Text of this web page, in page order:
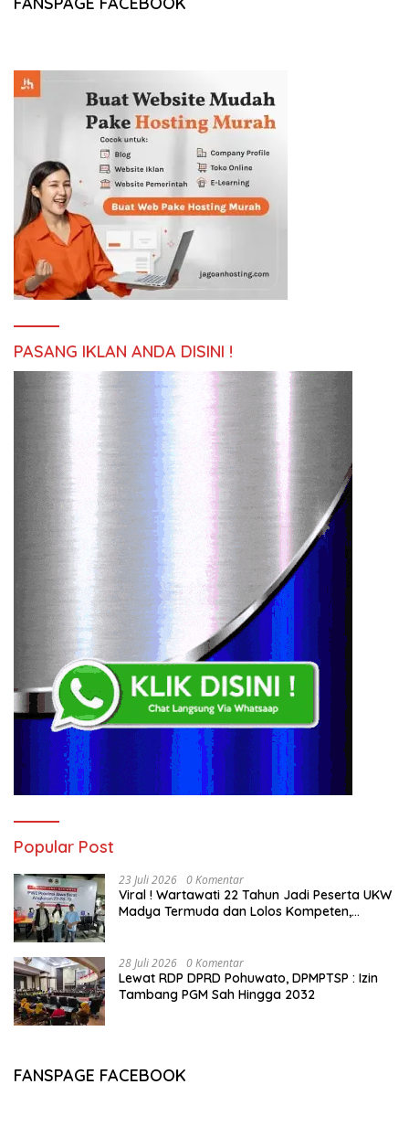
PASANG IKLAN ANDA DISINI !
Popular Post
23 Juli 2026 0 Komentar
Viral ! Wartawati 22 Tahun Jadi Peserta UKW
Madya Termuda dan Lolos Kompeten,
28 Juli 2026 0 Komentar
Lewat RDP DPRD Pohuwato, DPMPTSP : Izin
Tambang PGM Sah Hingga 2032
FANSPAGE FACEBOOK